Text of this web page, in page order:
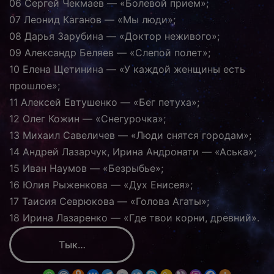
06 Сергей Чекмаев — «Болевой прием»;
07 Леонид Каганов — «Мы люди»;
08 Дарья Зарубина — «Доктор неживого»;
09 Александр Беляев — «Слепой полет»;
10 Елена Щетинина — «У каждой женщины есть
прошлое»;
11 Алексей Евтушенко — «Бег петуха»;
12 Олег Кожин — «Снегурочка»;
13 Михаил Савеличев — «Люди снятся городам»;
14 Андрей Лазарчук, Ирина Андронати — «Аська»;
15 Иван Наумов — «Безрыбье»;
16 Юлия Рыженкова — «Дух Енисея»;
17 Таисия Севрюкова — «Голова Агаты»;
18 Ирина Лазаренко — «Где твои корни, древний».
Тык…